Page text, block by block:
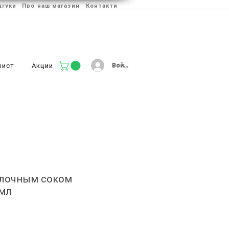
Про наш магазин Контакти
Акции Войти
соком